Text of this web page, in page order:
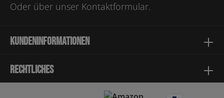
Oder über unser Kontaktformular.
Kundeninformationen
Rechtliches